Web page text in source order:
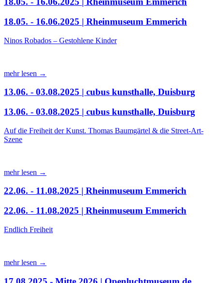
18.05. - 16.06.2025 | Rheinmuseum Emmerich
Ninos Robados – Gestohlene Kinder
mehr lesen →
13.06. - 03.08.2025 | cubus kunsthalle, Duisburg
13.06. - 03.08.2025 | cubus kunsthalle, Duisburg
Auf die Freiheit der Kunst. Thomas Baumgärtel & die Street-Art-
Szene
mehr lesen →
22.06. - 11.08.2025 | Rheinmuseum Emmerich
22.06. - 11.08.2025 | Rheinmuseum Emmerich
Endlich Freiheit
mehr lesen →